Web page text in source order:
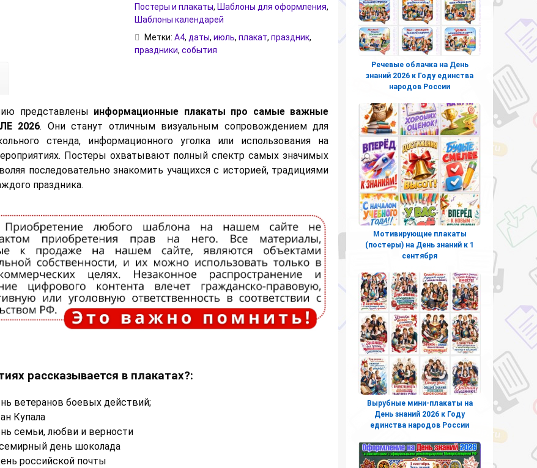
Постеры и плакаты, Шаблоны для оформления,
Шаблоны календарей
Метки: А4, даты, июль, плакат, праздник,
праздники, события
представлены информационные плакаты про самые важные
2026. Они станут отличным визуальным сопровождением для
стенда, информационного уголка или использования на
Постеры охватывают полный спектр самых значимых
последовательно знакомить учащихся с историей, традициями
праздника.
рассказывается в плакатах?:
ветеранов боевых действий;
Купала
семьи, любви и верности
день шоколада
российской почты
Речевые облачка на День
знаний 2026 к Году единства
народов России
Мотивирующие плакаты
(постеры) на День знаний к 1
сентября
Вырубные мини-плакаты на
День знаний 2026 к Году
единства народов России